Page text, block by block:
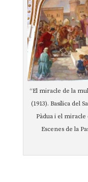
“El miracle de la
(1913). Basílica del
Pàdua i el miracle
Escenes de la